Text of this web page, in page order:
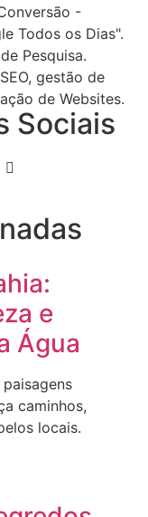
-
Todos os Dias".
Pesquisa.
gestão de
de Websites.
Sociais
e
Água
caminhos,
locais.